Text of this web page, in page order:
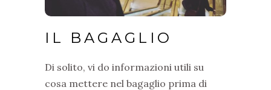
IL BAGAGLIO
Di solito, vi do informazioni utili su
cosa mettere nel bagaglio prima di